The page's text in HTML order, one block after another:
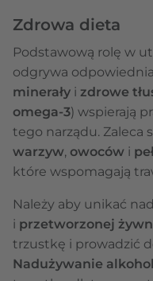
Zdrowa dieta
Podstawową rolę w
odgrywa
minerały i zdrowe
omega-3) wspierają
tego narządu. Zaleca
warzyw, owoców i
które wspomagają
Należy aby unikać
i przetworzonej
trzustkę i prowadzić
Nadużywanie